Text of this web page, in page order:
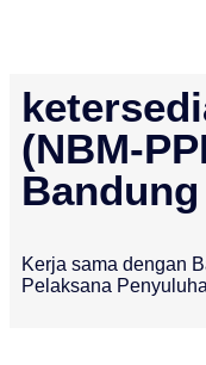
(NBM-
Kerja sama dengan
Pelaksana